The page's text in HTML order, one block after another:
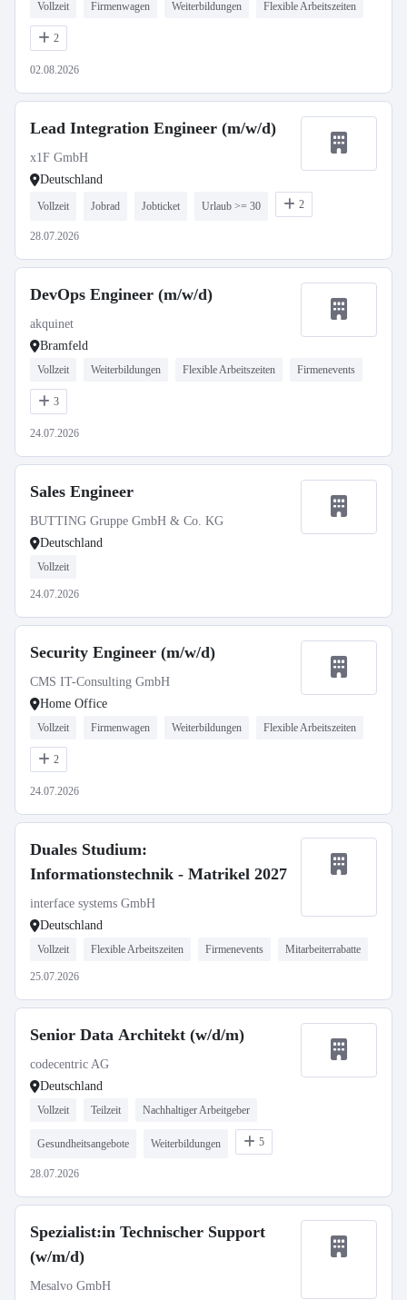
Vollzeit Firmenwagen Weiterbildungen Flexible Arbeitszeiten
2
02.08.2026
Lead Integration Engineer (m/w/d)
x1F GmbH
Deutschland
Vollzeit Jobrad Jobticket Urlaub >= 30 2
28.07.2026
DevOps Engineer (m/w/d)
akquinet
Bramfeld
Vollzeit Weiterbildungen Flexible Arbeitszeiten Firmenevents
3
24.07.2026
Sales Engineer
BUTTING Gruppe GmbH & Co. KG
Deutschland
Vollzeit
24.07.2026
Security Engineer (m/w/d)
CMS IT-Consulting GmbH
Home Office
Vollzeit Firmenwagen Weiterbildungen Flexible Arbeitszeiten
2
24.07.2026
Duales Studium:
Informationstechnik - Matrikel 2027
interface systems GmbH
Deutschland
Vollzeit Flexible Arbeitszeiten Firmenevents Mitarbeiterrabatte
25.07.2026
Senior Data Architekt (w/d/m)
codecentric AG
Deutschland
Vollzeit Teilzeit Nachhaltiger Arbeitgeber
Gesundheitsangebote Weiterbildungen 5
28.07.2026
Spezialist:in Technischer Support
(w/m/d)
Mesalvo GmbH